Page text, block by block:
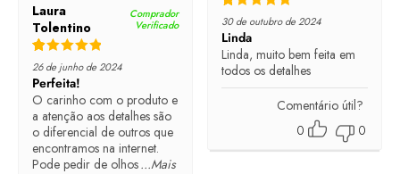
Rated 5 out of 5
30 de outubro de 2024
Linda
Linda, muito bem feita em
todos os detalhes
Comentário útil?
0
0
Laura
Tolentino
Comprador
Verificado
Rated 5 out of 5
26 de junho de 2024
Perfeita!
O carinho com o produto e
a atenção aos detalhes são
o diferencial de outros que
encontramos na internet.
Pode pedir de olhos...Mais